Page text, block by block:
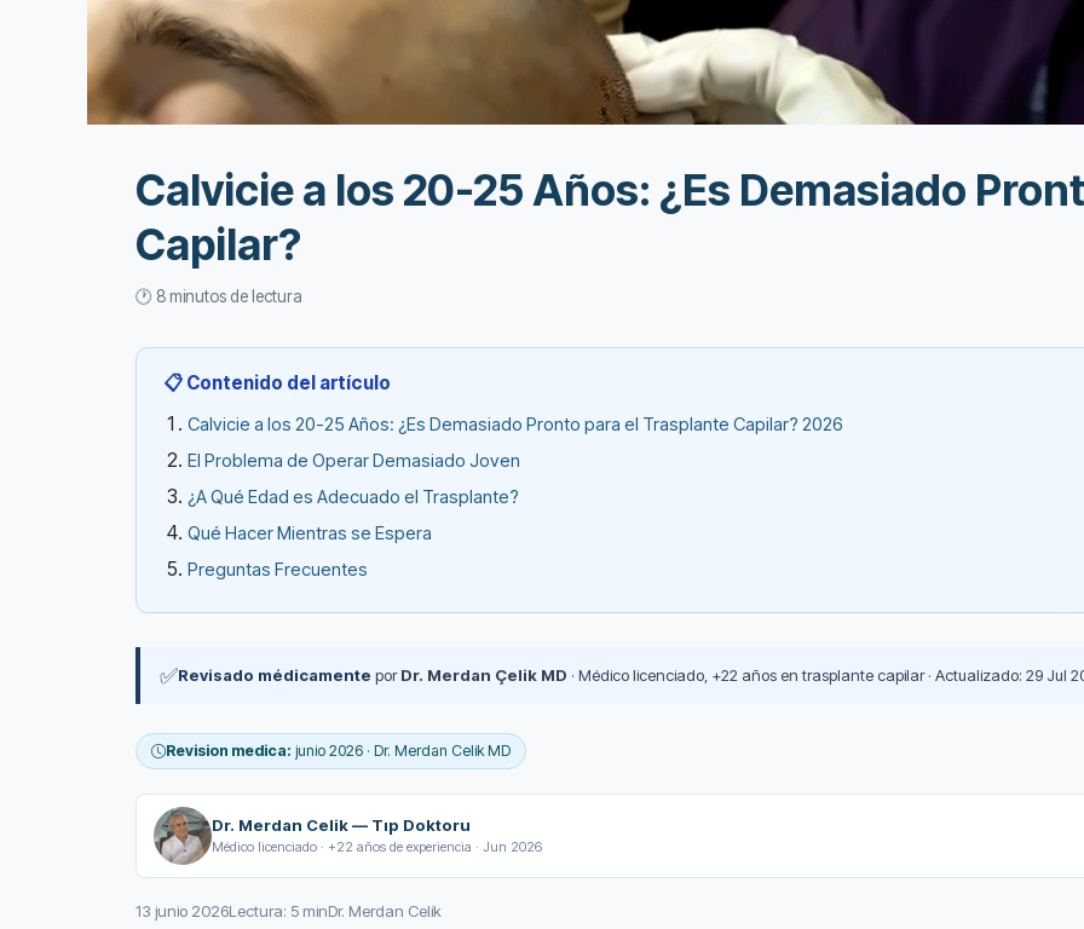
Calvicie a los 20-25 Años: ¿Es Demasiado
Capilar?
🕐 8 minutos de lectura
📋 Contenido del artículo
Calvicie a los 20-25 Años: ¿Es Demasiado Pronto para el Trasplante Capilar? 2026
El Problema de Operar Demasiado Joven
¿A Qué Edad es Adecuado el Trasplante?
Qué Hacer Mientras se Espera
Preguntas Frecuentes
✅Revisado médicamente porDr. Merdan Çelik MD · Médico licenciado, +22 años en trasplante capilar · Actualizado: 29 Jul
Revision medica: junio 2026 · Dr. Merdan Celik MD
Dr. Merdan Celik — Tıp Doktoru
Médico licenciado · +22 años de experiencia · Jun 2026
13 junio 2026Lectura: 5 minDr. Merdan Celik